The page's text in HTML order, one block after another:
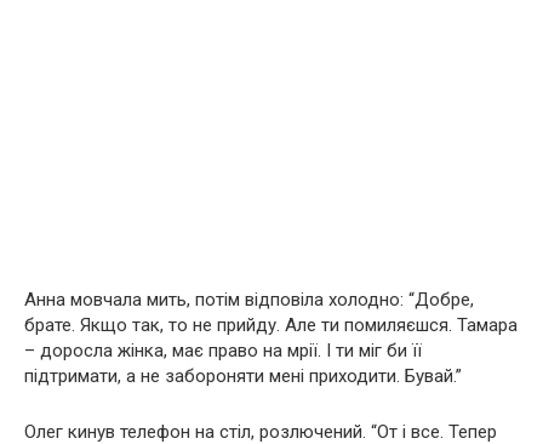
Анна мовчала мить, потім відповіла холодно: “Добре,
брате. Якщо так, то не прийду. Але ти помиляєшся. Тамара
– доросла жінка, має право на мрії. І ти міг би її
підтримати, а не забороняти мені приходити. Бувай.”
Олег кинув телефон на стіл, розлючений. “От і все. Тепер